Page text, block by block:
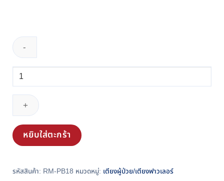
จำนวน
เตียง
ผู้
ป่วย
ไฟฟ้า
แบบ
5
รุ่น
หยิบใส่ตะกร้า
รหัสสินค้า: RM-PB18 หมวดหมู่: เตียงผู้ป่วย/เตียงฟาวเลอร์